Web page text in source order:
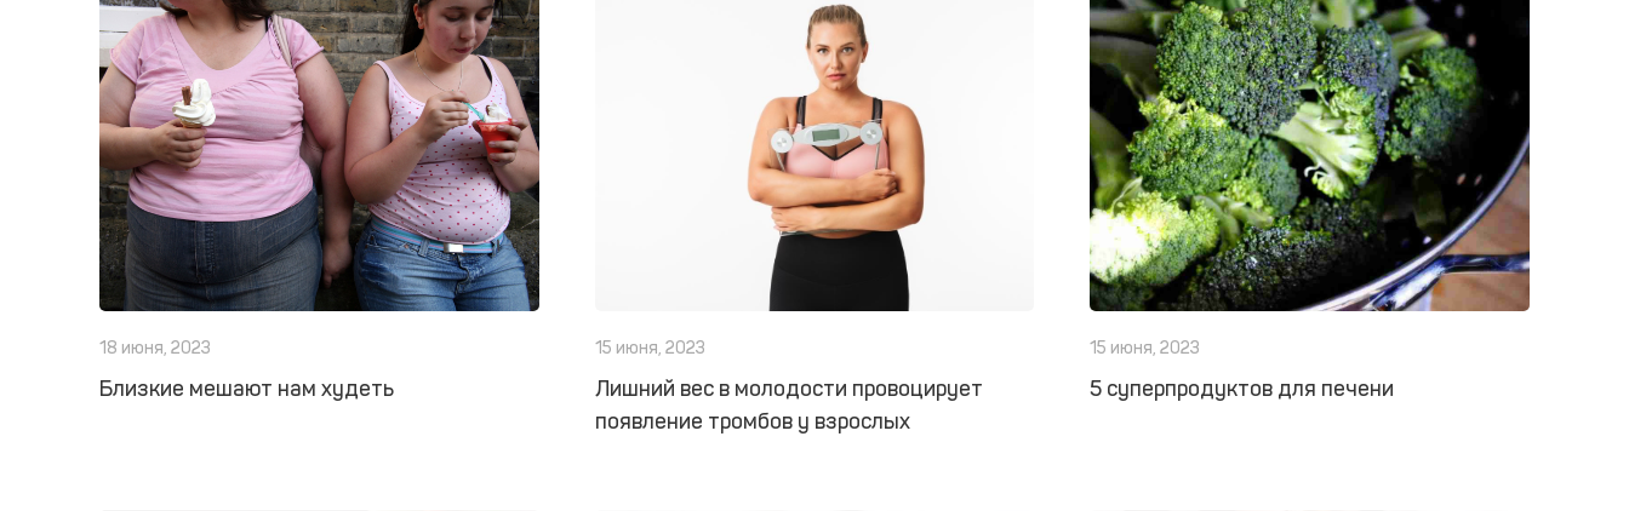
18 июня, 2023
Близкие мешают нам худеть
15 июня, 2023
Лишний вес в молодости провоцирует
появление тромбов у взрослых
15 июня, 2023
5 суперпродуктов для печени